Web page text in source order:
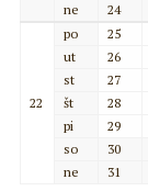
ne
24
22
po
25
ut
26
st
27
št
28
pi
29
so
30
ne
31